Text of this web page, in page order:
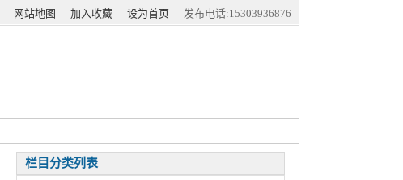
网站地图 加入收藏 设为首页 发布电话:15303936876
栏目分类列表